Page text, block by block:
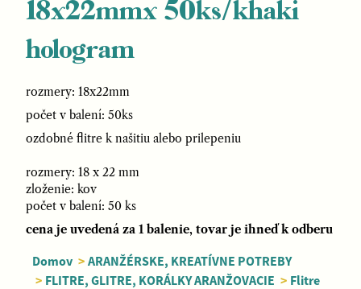
18x22mmx 50ks/khaki
hologram
rozmery: 18x22mm
počet v balení: 50ks
ozdobné flitre k našitiu alebo prilepeniu
rozmery: 18 x 22 mm
zloženie: kov
počet v balení: 50 ks
cena je uvedená za 1 balenie, tovar je ihneď k odberu
Domov > ARANŽÉRSKE, KREATÍVNE POTREBY
> FLITRE, GLITRE, KORÁLKY ARANŽOVACIE > Flitre